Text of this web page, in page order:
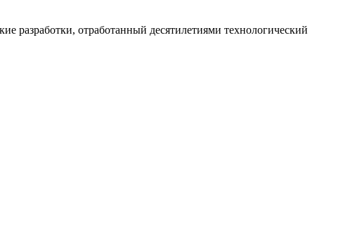
разработки, отработанный десятилетиями технологический